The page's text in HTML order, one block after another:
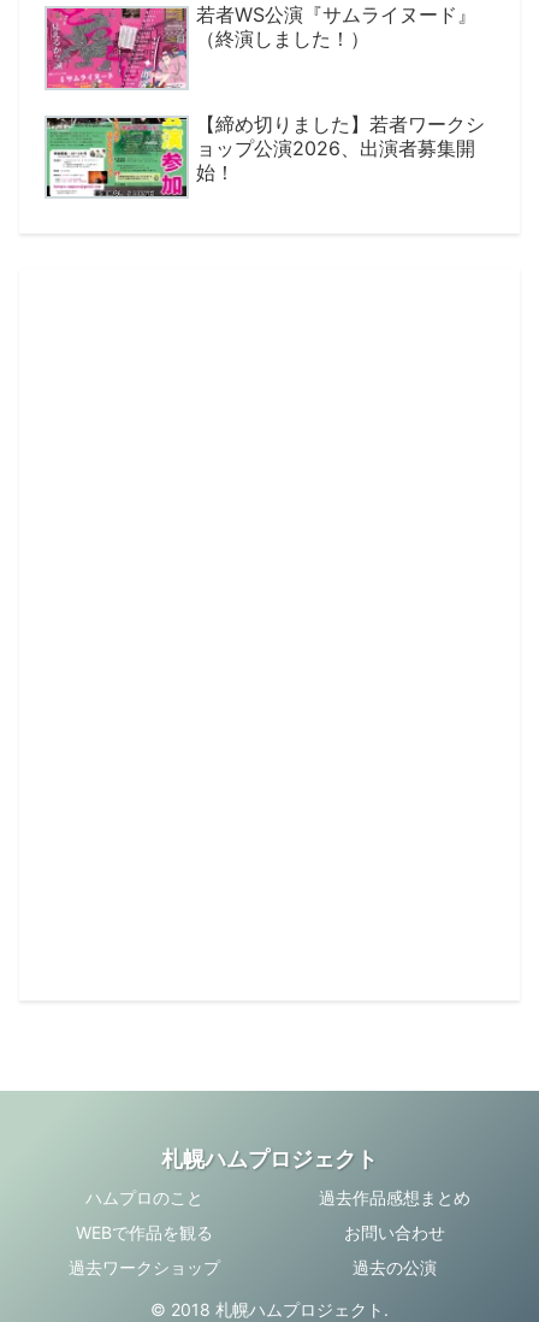
若者WS公演『サムライヌード』
（終演しました！）
【締め切りました】若者ワークシ
ョップ公演2026、出演者募集開
始！
札幌ハムプロジェクト
ハムプロのこと
過去作品感想まとめ
WEBで作品を観る
お問い合わせ
過去ワークショップ
過去の公演
© 2018 札幌ハムプロジェクト.